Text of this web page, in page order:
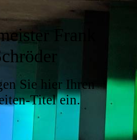
Frank
Sie hier Ihren
Titel ein.